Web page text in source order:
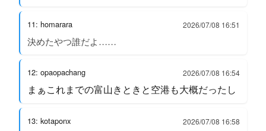
11: homarara 2026/07/08 16:51
決めたやつ誰だよ……
12: opaopachang 2026/07/08 16:54
まぁこれまでの富山きときと空港も大概だったし
13: kotaponx 2026/07/08 16:58